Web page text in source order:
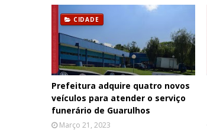
CIDADE
Prefeitura adquire quatro novos
veículos para atender o serviço
funerário de Guarulhos
Março 21, 2023